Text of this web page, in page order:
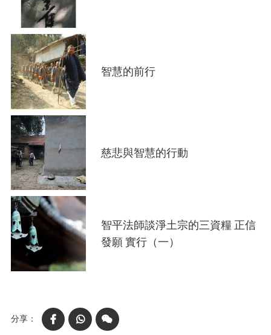
智慧的前行
慈悲與智慧的行動
智平法師談淨土宗的三資糧 正信
發願 實行（一）
FacebookWhatsAppWeChat